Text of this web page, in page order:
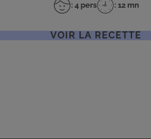
Nombre
personnes
: 4 pers
Temps
préparation
: 12 mn
VOIR LA RECETTE